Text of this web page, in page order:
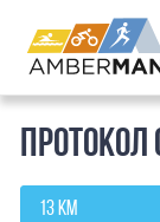
13 км